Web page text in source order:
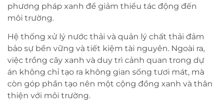
phương pháp xanh để giảm thiểu tác động đến
môi trường.
Hệ thống xử lý nước thải và quản lý chất thải đảm
bảo sự bền vững và tiết kiệm tài nguyên. Ngoài ra,
việc trồng cây xanh và duy trì cảnh quan trong dự
án không chỉ tạo ra không gian sống tươi mát, mà
còn góp phần tạo nên một cộng đồng xanh và thân
thiện với môi trường.